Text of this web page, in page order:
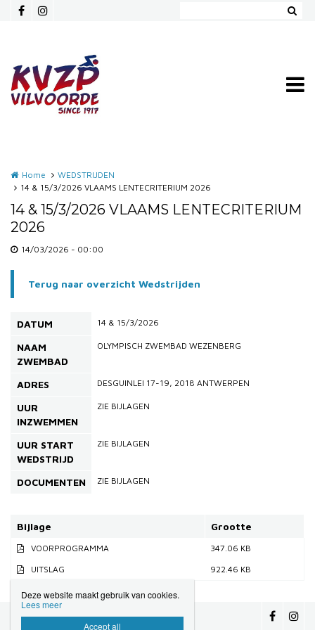
Overslaan en naar de inhoud gaan
Home
WEDSTRIJDEN
14 & 15/3/2026 VLAAMS LENTECRITERIUM 2026
14 & 15/3/2026 VLAAMS LENTECRITERIUM
2026
14/03/2026 - 00:00
Terug naar overzicht Wedstrijden
DATUM 14 & 15/3/2026
NAAM
ZWEMBAD
OLYMPISCH ZWEMBAD WEZENBERG
ADRES DESGUINLEI 17-19, 2018 ANTWERPEN
UUR
INZWEMMEN
ZIE BIJLAGEN
UUR START
WEDSTRIJD
ZIE BIJLAGEN
DOCUMENTEN ZIE BIJLAGEN
Bijlage Grootte
VOORPROGRAMMA
347.06 KB
UITSLAG
922.46 KB
Vlaamse Zwemfederatie
Deze website maakt gebruik van cookies.
Lees meer
Accept all